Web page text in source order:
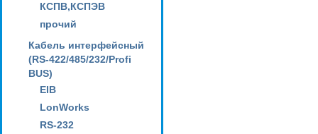
КСПВ,КСПЭВ
прочий
Кабель интерфейсный
(RS-422/485/232/Profi
BUS)
EIB
LonWorks
RS-232